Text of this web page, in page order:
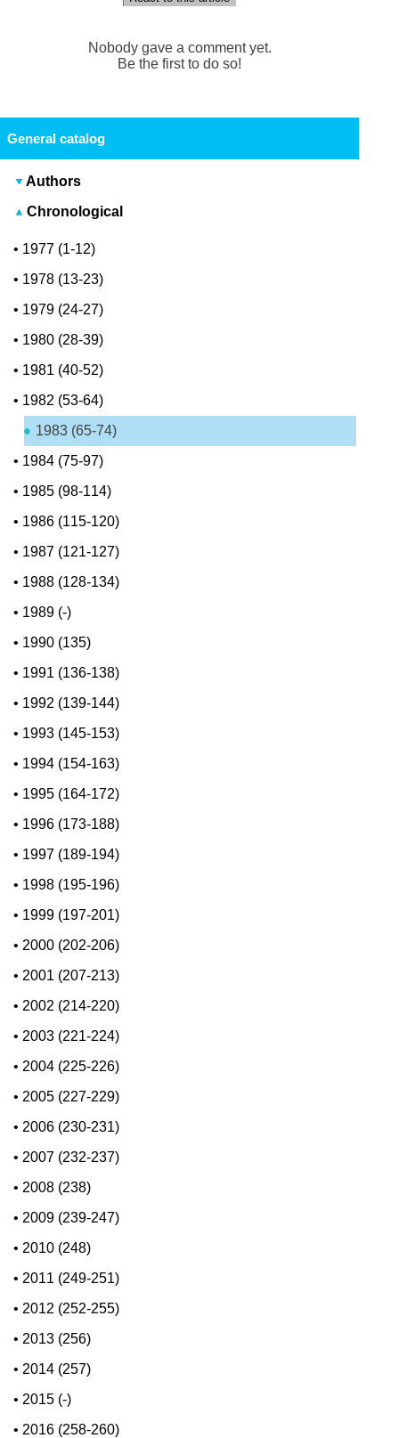
Nobody gave a comment yet.
Be the first to do so!
General catalog
Authors
Chronological
• 1977 (1-12)
• 1978 (13-23)
• 1979 (24-27)
• 1980 (28-39)
• 1981 (40-52)
• 1982 (53-64)
1983 (65-74)
• 1984 (75-97)
• 1985 (98-114)
• 1986 (115-120)
• 1987 (121-127)
• 1988 (128-134)
• 1989 (-)
• 1990 (135)
• 1991 (136-138)
• 1992 (139-144)
• 1993 (145-153)
• 1994 (154-163)
• 1995 (164-172)
• 1996 (173-188)
• 1997 (189-194)
• 1998 (195-196)
• 1999 (197-201)
• 2000 (202-206)
• 2001 (207-213)
• 2002 (214-220)
• 2003 (221-224)
• 2004 (225-226)
• 2005 (227-229)
• 2006 (230-231)
• 2007 (232-237)
• 2008 (238)
• 2009 (239-247)
• 2010 (248)
• 2011 (249-251)
• 2012 (252-255)
• 2013 (256)
• 2014 (257)
• 2015 (-)
• 2016 (258-260)